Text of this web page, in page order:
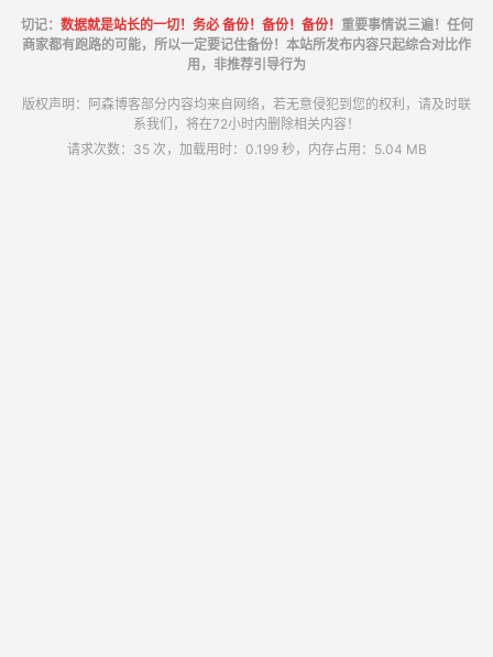
切记： 数据就是站长的一切！务必 备份！备份！备份！ 重要事情说三遍！任何
商家都有跑路的可能，所以一定要记住备份！本站所发布内容只起综合对比作
用，非推荐引导行为
版权声明：阿森博客部分内容均来自网络，若无意侵犯到您的权利，请及时联
系我们，将在72小时内删除相关内容！
请求次数：35 次，加载用时：0.199 秒，内存占用：5.04 MB